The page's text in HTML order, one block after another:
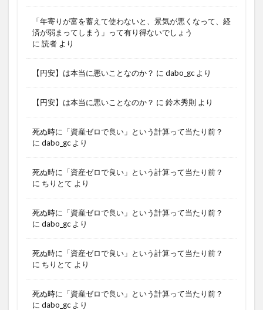
「年寄りが富を蓄えて使わないと、景気が悪くなって、経
済が弱まってしまう」って有り得ないでしょう
に 読者 より
【円安】は本当に悪いことなのか？ に dabo_gc より
【円安】は本当に悪いことなのか？ に 鈴木秀則 より
死ぬ時に「資産ゼロで良い」という計算って当たり前？
に dabo_gc より
死ぬ時に「資産ゼロで良い」という計算って当たり前？
に ちりとて より
死ぬ時に「資産ゼロで良い」という計算って当たり前？
に dabo_gc より
死ぬ時に「資産ゼロで良い」という計算って当たり前？
に ちりとて より
死ぬ時に「資産ゼロで良い」という計算って当たり前？
に dabo_gc より